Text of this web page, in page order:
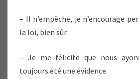
– Il n’empêche, je n’encourage
la loi, bien sûr.
– Je me félicite que nous
toujours été une évidence.